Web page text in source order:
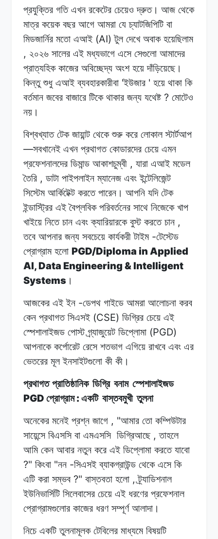
প্রযুক্তির গতি এখন রকেটের চেয়েও দ্রুত। আজ থেকে
মাত্র কয়েক বছর আগে আমরা যে চ্যাটজিপিটি বা
মিডজার্নির মতো এআই(AI)টুল দেখে অবাক হয়েছিলাম
, ২০২৬ সালের এই মধ্যভাগে এসে সেগুলো আমাদের
প্রাত্যহিক কাজের অবিচ্ছেদ্য অংশ হয়ে দাঁড়িয়েছে।
কিন্তু শুধু এআই ব্যবহারকারীবা 'ইউজার ' হয়ে থাকা কি
বর্তমান জবের বাজারে টিকে থাকার জন্য যথেষ্ট? মোটেও
নয়।
বিশ্বখ্যাত টেক জায়ান্ট থেকে শুরু করে লোকাল স্টার্টআপ
—সবখানেই এখন প্রথাগত কোডারদের চেয়ে এমন
প্রফেশনালদের ডিমান্ড আকাশচুম্বী , যারা এআই মডেল
তৈরি , ডাটা পাইপলাইন ম্যানেজ এবং ইন্টেলিজেন্ট
সিস্টেম আর্কিটেক্ট করতে পারেন। আপনি যদি টেক
ইন্ডাস্ট্রির এই বৈপ্লবিক পরিবর্তনের সাথে নিজেকে খাপ
খাইয়ে নিতে চান এবং ক্যারিয়ারকে বুস্ট করতে চান ,
তবে আপনার জন্য সবচেয়ে কার্যকরী টাইম-টেস্টেড
প্রোগ্রাম হলো PGD/Diploma in Applied
AI, Data Engineering & Intelligent
Systems ।
আজকের এই ইন -ডেপথ গাইডে আমরা আলোচনা করব
কেন প্রথাগত সিএসই(CSE) ডিগ্রির চেয়ে এই
স্পেশালাইজড পোস্ট গ্র্যাজুয়েট ডিপ্লোমা (PGD)
আপনাকে কর্পোরেট রেসে শতভাগ এগিয়ে রাখবে এবং এর
ভেতরের মূল ইনসাইটগুলো কী কী।
প্রথাগত প্রাতিষ্ঠানিক ডিগ্রি বনাম স্পেশালাইজড
PGD প্রোগ্রাম: একটি বাস্তবমুখী তুলনা
অনেকের মনেই প্রশ্ন জাগে , "আমার তো কম্পিউটার
সায়েন্সে বিএসসি বা এমএসসি ডিগ্রিআছে,তাহলে
আমি কেন আবার নতুন করে এই ডিপ্লোমা করতে যাবো
?" কিংবা "নন -সিএসই ব্যাকগ্রাউন্ড থেকে এসে কি
এটি করা সম্ভব ?" বাস্তবতা হলো ,ট্র্যাডিশনাল
ইউনিভার্সিটি সিলেবাসের চেয়ে এই ধরণের প্রফেশনাল
প্রোগ্রামগুলোর কাজের ধরণ সম্পূর্ণ আলাদা।
নিচে একটি তুলনামূলক টেবিলের মাধ্যমে বিষয়টি